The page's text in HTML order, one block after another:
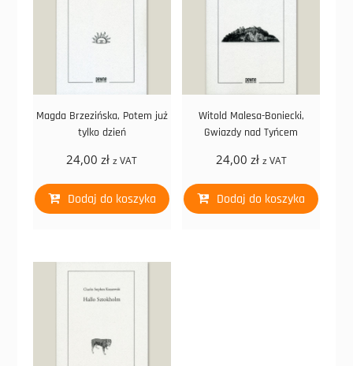
Magda Brzezińska, Potem już
tylko dzień
24,00zł z VAT
Dodaj do koszyka
Witold Malesa-Boniecki,
Gwiazdy nad Tyńcem
24,00 zł z VAT
Dodaj do koszyka